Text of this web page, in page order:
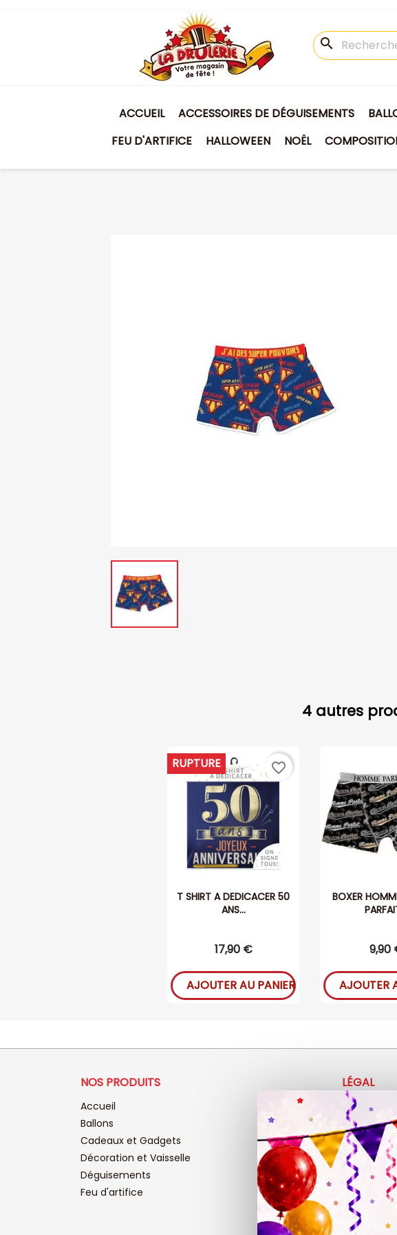
search
ACCUEIL ACCESSOIRES DE DÉGUISEMENTS
FEU D'ARTIFICE
HALLOWEEN NOËL
4 autres
T SHIRT A DEDICACER 50
ANS...
17,90 €
RUPTURE
AJOUTER AU PANIER
favorite_border
BOXER
9,90
AJOUTER
NOS PRODUITS
Accueil
Ballons
Cadeaux et Gadgets
Décoration et Vaisselle
Déguisements
Feu d'artifice
LÉGAL
Mentions
Politique
Conditions